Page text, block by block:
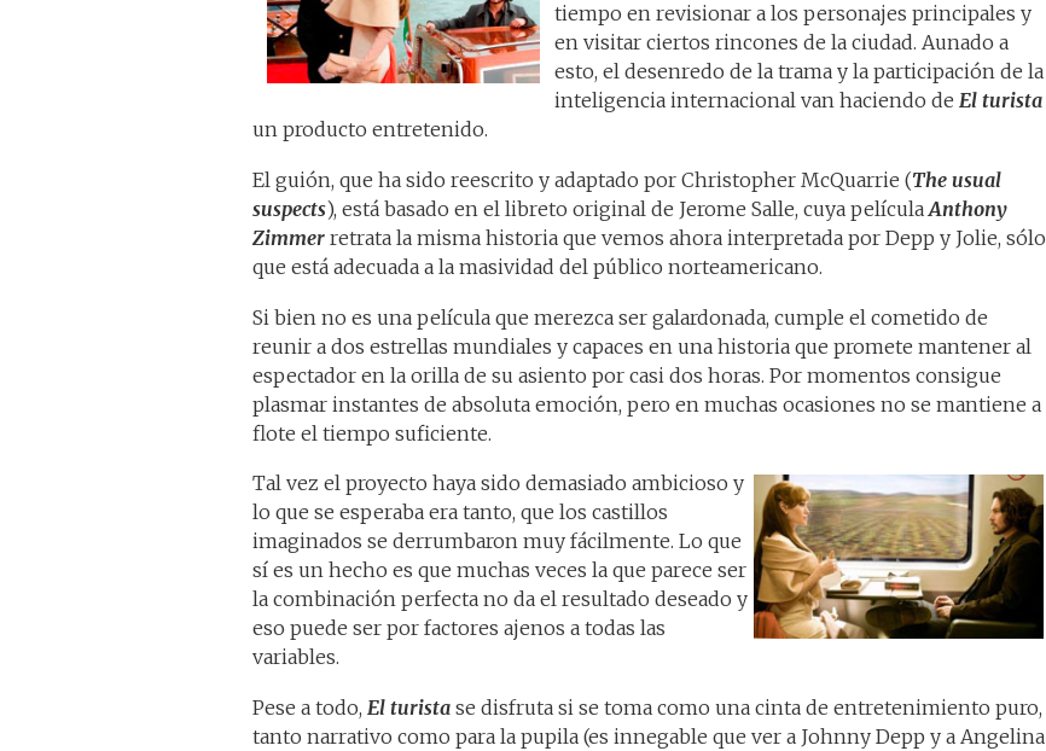
tiempo en revisionar a los personajes principales y
en visitar ciertos rincones de la ciudad. Aunado a
esto, el desenredo de la trama y la participación de la
inteligencia internacional van haciendo de El turista
un producto entretenido.
El guión, que ha sido reescrito y adaptado por Christopher McQuarrie (The usual
suspects), está basado en el libreto original de Jerome Salle, cuya películaAnthony
Zimmer retrata la misma historia que vemos ahora interpretada por Depp y Jolie, sólo
que está adecuada a la masividad del público norteamericano.
Si bien no es una película que merezca ser galardonada, cumple el cometido de
reunir a dos estrellas mundiales y capaces en una historia que promete mantener al
espectador en la orilla de su asiento por casi dos horas. Por momentos consigue
plasmar instantes de absoluta emoción, pero en muchas ocasiones no se mantiene a
flote el tiempo suficiente.
Tal vez el proyecto haya sido demasiado ambicioso y
lo que se esperaba era tanto, que los castillos
imaginados se derrumbaron muy fácilmente. Lo que
sí es un hecho es que muchas veces la que parece ser
la combinación perfecta no da el resultado deseado y
eso puede ser por factores ajenos a todas las
variables.
Pese a todo, El turista se disfruta si se toma como una cinta de entretenimiento puro,
tanto narrativo como para la pupila (es innegable que ver a Johnny Depp y a Angelina